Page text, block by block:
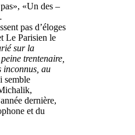
«Un des –
pas d’éloges
Le Parisien le
sur la
trentenaire,
inconnus, au
semble
dernière,
et du